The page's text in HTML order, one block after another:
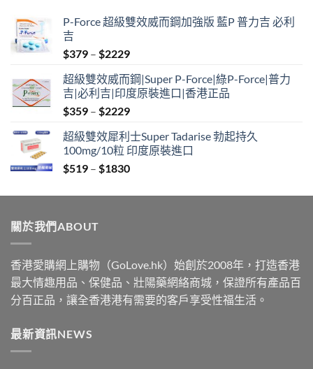
P-Force 超級雙效威而鋼加強版 藍P 普力吉 必利
吉
$379 – $2229Price
$379
through
$2229
超級雙效威而鋼|Super P-Force|綠P-Force|普力
吉|必利吉|印度原裝進口|香港正品
$359 – $2229Price
$359
through
$2229
超級雙效犀利士Super Tadarise 勃起持久
100mg/10粒 印度原裝進口
$519 – $1830Price
$519
關於我們ABOUT
香港愛購網上購物（GoLove.hk）始創於2008年，打造香港
最大情趣用品、保健品、壯陽藥網絡商城，保證所有產品百
分百正品，讓全香港港有需要的客戶享受性福生活。
最新資訊NEWS